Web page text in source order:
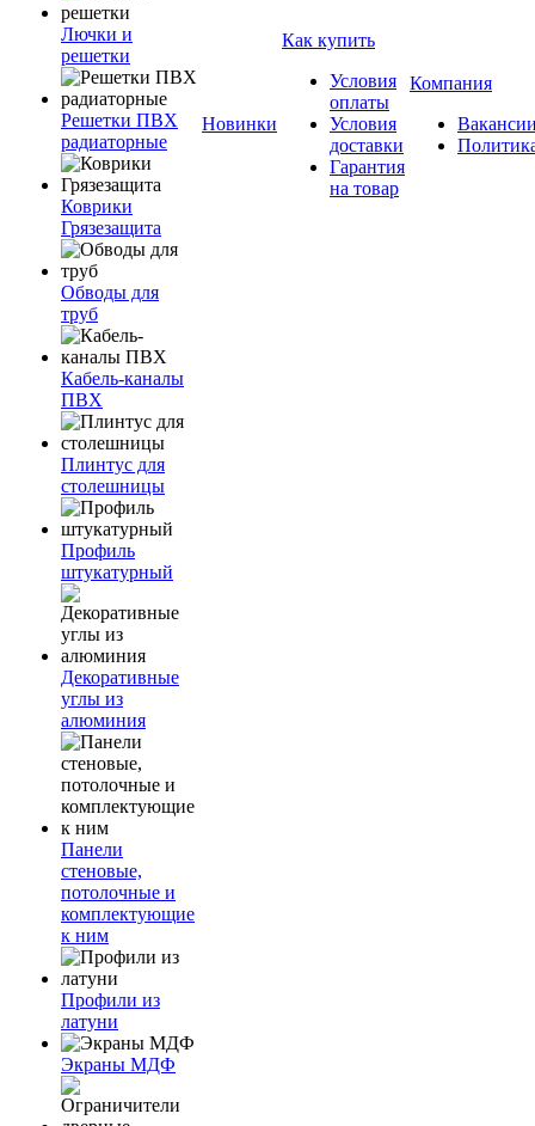
Лючки и
решетки
Решетки ПВХ
радиаторные
Коврики
Грязезащита
Обводы для
труб
Кабель-каналы
ПВХ
Плинтус для
столешницы
Профиль
штукатурный
Декоративные
углы из
алюминия
Панели
стеновые,
потолочные и
комплектующие
к ним
Профили из
латуни
Экраны МДФ
Новинки
Как купить
Условия
оплаты
Условия
доставки
Гарантия
на товар
Компания